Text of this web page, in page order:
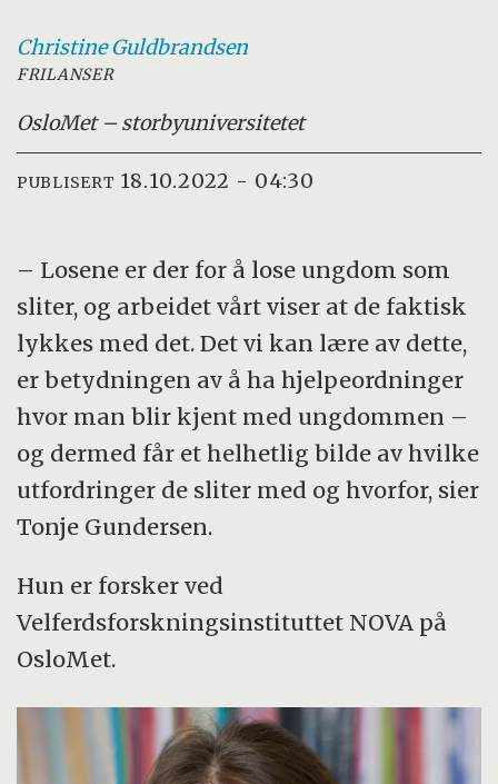
Christine Guldbrandsen
FRILANSER
OsloMet – storbyuniversitetet
PUBLISERT 18.10.2022 - 04:30
– Losene er der for å lose ungdom som
sliter, og arbeidet vårt viser at de faktisk
lykkes med det. Det vi kan lære av dette,
er betydningen av å ha hjelpeordninger
hvor man blir kjent med ungdommen –
og dermed får et helhetlig bilde av hvilke
utfordringer de sliter med og hvorfor, sier
Tonje Gundersen.
Hun er forsker ved
Velferdsforskningsinstituttet NOVA på
OsloMet.